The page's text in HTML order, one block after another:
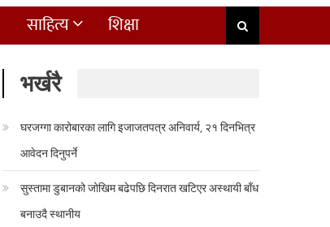
साहित्य शिक्षा
भर्खरै
घरजग्गा कारोबारका लागि इजाजतपत्र अनिवार्य, २१ दिनभित्र
आवेदन दिनुपर्ने
सुस्तामा डुबानको जोखिम बढेपछि दिनरात खटिएर अस्थायी बाँध
बनाउदै स्थानीय